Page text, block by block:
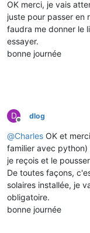
OK merci, je vais
juste pour passer en
faudra me donner le
essayer.
bonne journée
D
Offline
dlog
@Charles OK et
familier avec
je reçois et le
De toutes façons,
solaires installée, je
obligatoire.
bonne journée